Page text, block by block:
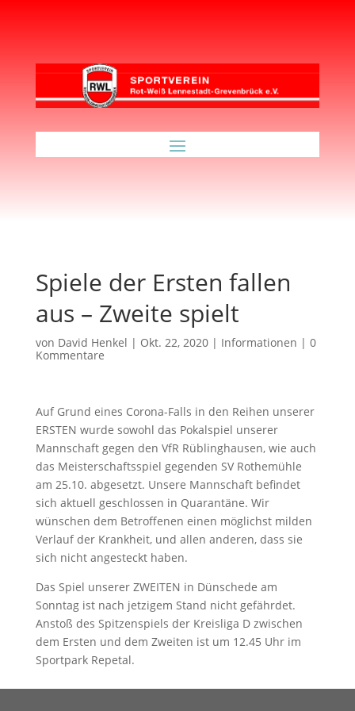
Spiele der Ersten fallen
aus – Zweite spielt
von David Henkel | Okt. 22, 2020| Informationen | 0
Kommentare
Auf Grund eines Corona-Falls in den Reihen unserer
ERSTEN wurde sowohl das Pokalspiel unserer
Mannschaft gegen den VfR Rüblinghausen, wie auch
das Meisterschaftsspiel gegenden SV Rothemühle
am 25.10. abgesetzt. Unsere Mannschaft befindet
sich aktuell geschlossen in Quarantäne. Wir
wünschen dem Betroffenen einen möglichst milden
Verlauf der Krankheit, und allen anderen, dass sie
sich nicht angesteckt haben.
Das Spiel unserer ZWEITEN in Dünschede am
Sonntag ist nach jetzigem Stand nicht gefährdet.
Anstoß des Spitzenspiels der Kreisliga D zwischen
dem Ersten und dem Zweiten ist um 12.45 Uhr im
Sportpark Repetal.